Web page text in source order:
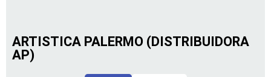
ARTISTICA PALERMO (DISTRIBUIDORA
AP)